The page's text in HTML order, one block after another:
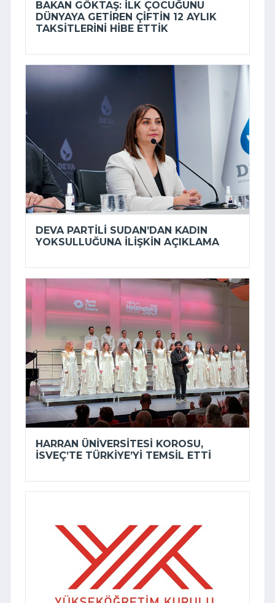
BAKAN GÖKTAŞ: İLK ÇOCUĞUNU
DÜNYAYA GETIREN ÇIFTIN 12 AYLIK
TAKSITLERINI HIBE ETTIK
DEVA PARTILI SUDAN’DAN KADIN
YOKSULLUĞUNA ILIŞKIN AÇIKLAMA
HARRAN ÜNIVERSITESI KOROSU,
İSVEÇ’TE TÜRKIYE’YI TEMSIL ETTI